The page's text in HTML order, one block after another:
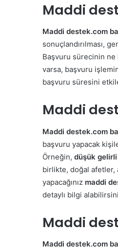
Maddi
Maddi destek.com
sonuçlandırılması,
Başvuru sürecinin ne
varsa, başvuru
başvuru süresini
Maddi
Maddi destek.com
başvuru yapacak
Örneğin, düşük
birlikte, doğal afetler,
yapacağınız maddi
detaylı bilgi
Maddi
Maddi destek.com